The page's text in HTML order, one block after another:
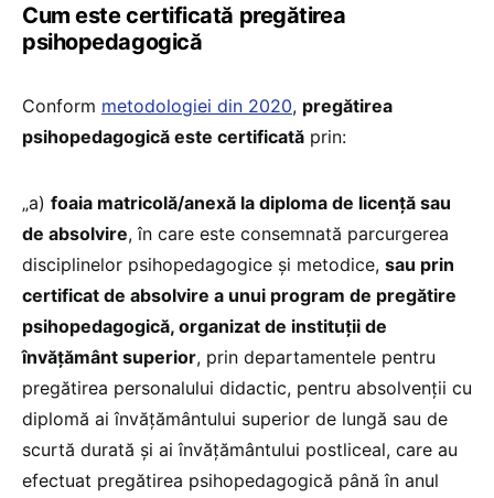
Cum este certificată pregătirea
psihopedagogică
Conform metodologiei din 2020, pregătirea
psihopedagogică este certificată prin:
„a) foaia matricolă/anexă la diploma de licenţă sau
de absolvire, în care este consemnată parcurgerea
disciplinelor psihopedagogice şi metodice, sau prin
certificat de absolvire a unui program de pregătire
psihopedagogică, organizat de instituţii de
învăţământ superior, prin departamentele pentru
pregătirea personalului didactic, pentru absolvenţii cu
diplomă ai învăţământului superior de lungă sau de
scurtă durată şi ai învăţământului postliceal, care au
efectuat pregătirea psihopedagogică până în anul